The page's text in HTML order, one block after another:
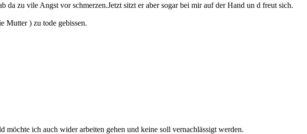
zu vile Angst vor schmerzen.Jetzt sitzt er aber sogar bei mir auf der Hand un d freut sich.
Mutter ) zu tode gebissen.
ich auch wider arbeiten gehen und keine soll vernachlässigt werden.